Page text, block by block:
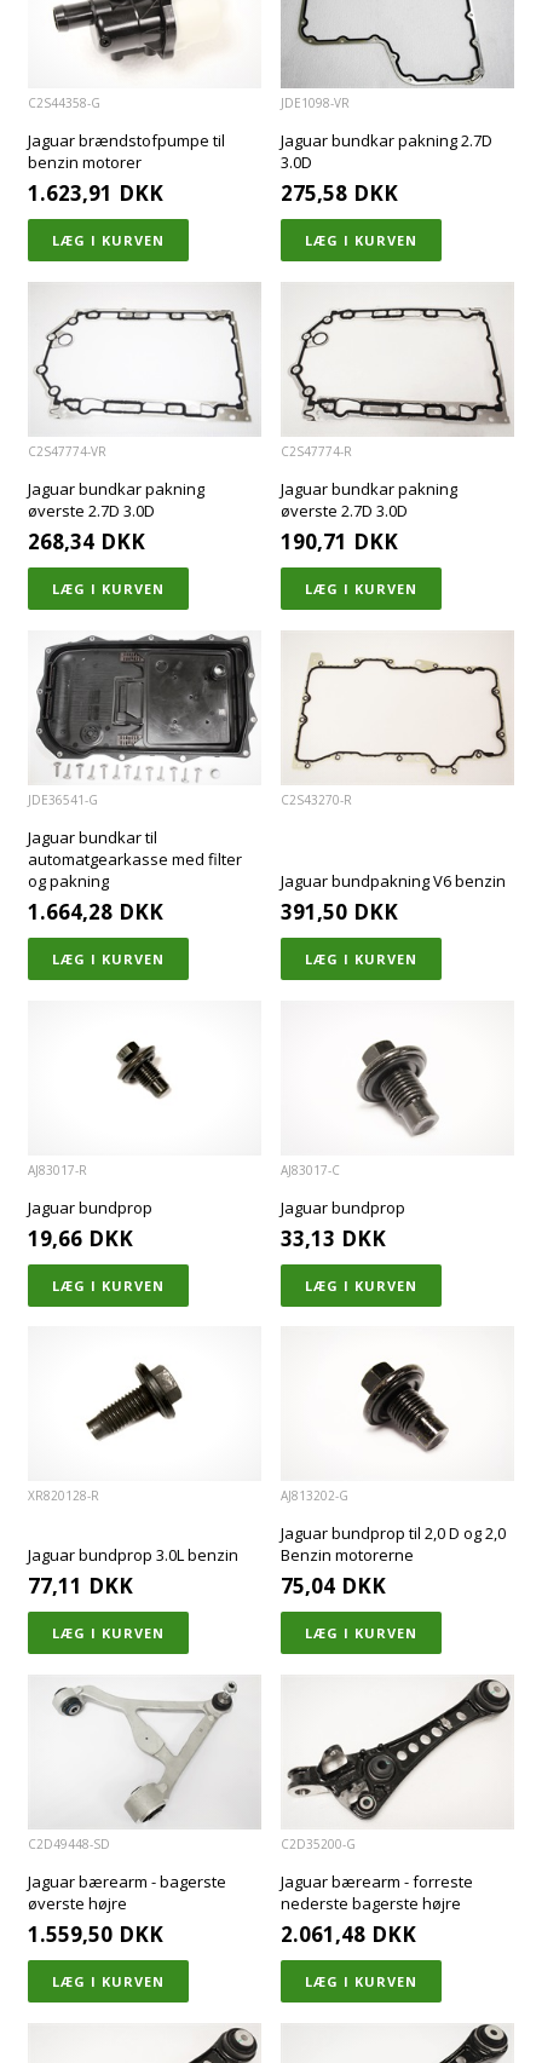
C2S44358-G
Jaguar brændstofpumpe til
benzin motorer
1.623,91 DKK
JDE1098-VR
Jaguar bundkar pakning 2.7D
3.0D
275,58 DKK
C2S47774-VR
Jaguar bundkar pakning
øverste 2.7D 3.0D
268,34 DKK
C2S47774-R
Jaguar bundkar pakning
øverste 2.7D 3.0D
190,71 DKK
JDE36541-G
Jaguar bundkar til
automatgearkasse med filter
og pakning
1.664,28 DKK
C2S43270-R
Jaguar bundpakning V6 benzin
391,50 DKK
AJ83017-R
Jaguar bundprop
19,66 DKK
AJ83017-C
Jaguar bundprop
33,13 DKK
XR820128-R
Jaguar bundprop 3.0L benzin
77,11 DKK
AJ813202-G
Jaguar bundprop til 2,0 D og 2,0
Benzin motorerne
75,04 DKK
C2D49448-SD
Jaguar bærearm - bagerste
øverste højre
1.559,50 DKK
C2D35200-G
Jaguar bærearm - forreste
nederste bagerste højre
2.061,48 DKK